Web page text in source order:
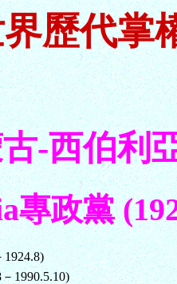
歷代掌
-西伯利
政黨
1924.8)
1990.5.10)